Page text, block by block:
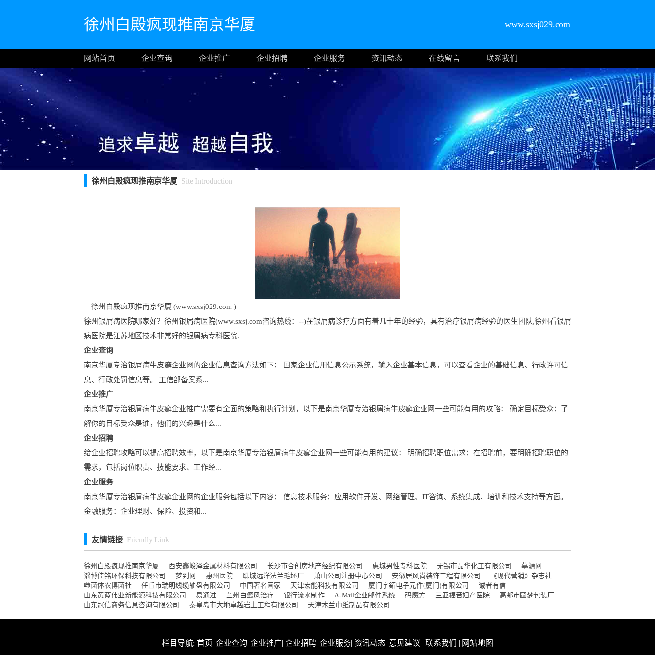
徐州白殿疯现推南京华厦 www.sxsj029.com
网站首页 企业查询 企业推广 企业招聘 企业服务 资讯动态 在线留言 联系我们
徐州白殿疯现推南京华厦 Site Introduction
徐州白殿疯现推南京华厦 (www.sxsj029.com )
徐州银屑病医院哪家好？徐州银屑病医院(www.sxsj.com咨询热线：--)在银屑病诊疗方面有着几十年的经验，具有治疗银屑病经验的医生团队,徐州看银屑
病医院是江苏地区技术非常好的银屑病专科医院.
企业查询
南京华厦专治银屑病牛皮癣企业网的企业信息查询方法如下： 国家企业信用信息公示系统，输入企业基本信息，可以查看企业的基础信息、行政许可信
息、行政处罚信息等。 工信部备案系...
企业推广
南京华厦专治银屑病牛皮癣企业推广需要有全面的策略和执行计划，以下是南京华厦专治银屑病牛皮癣企业网一些可能有用的攻略： 确定目标受众：了
解你的目标受众是谁，他们的兴趣是什么...
企业招聘
给企业招聘攻略可以提高招聘效率，以下是南京华厦专治银屑病牛皮癣企业网一些可能有用的建议： 明确招聘职位需求：在招聘前，要明确招聘职位的
需求，包括岗位职责、技能要求、工作经...
企业服务
南京华厦专治银屑病牛皮癣企业网的企业服务包括以下内容： 信息技术服务：应用软件开发、网络管理、IT咨询、系统集成、培训和技术支持等方面。
金融服务：企业理财、保险、投资和...
友情链接 Friendly Link
徐州白殿疯现推南京华厦 西安鑫峻泽金属材料有限公司 长沙市合创房地产经纪有限公司 惠城男性专科医院 无锡市品华化工有限公司
墓源网
淄博佳铭环保科技有限公司
梦到网 惠州医院 聊城远洋法兰毛坯厂 萧山公司注册中心公司 安徽居风尚装饰工程有限公司
《现代营销》杂志社
噬菌体农博菌社
任丘市瑞明线缆轴盘有限公司 中国著名画家 天津宏能科技有限公司 厦门宇鉐电子元件(厦门)有限公司
诚者有信
山东黄蓝伟业新能源科技有限公司
易通过 兰州白癜风治疗 银行流水制作 A-Mail企业邮件系统 码魔方 三亚福音妇产医院
高邮市圆梦包装厂
山东冠信商务信息咨询有限公司
秦皇岛市大地卓越岩土工程有限公司 天津木兰巾纸制品有限公司
栏目导航: 首页| 企业查询| 企业推广| 企业招聘| 企业服务| 资讯动态| 意见建议 | 联系我们 | 网站地图